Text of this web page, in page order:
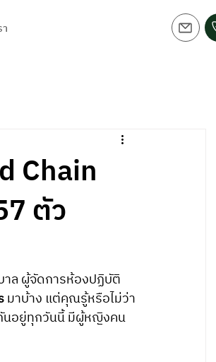
Chain
ตัว
าล ผู้จัดการห้องปฏิบัติ
มาบ้าง แต่คุณรู้หรือไม่ว่า
กันอยู่ทุกวันนี้ มีผู้หญิงคน